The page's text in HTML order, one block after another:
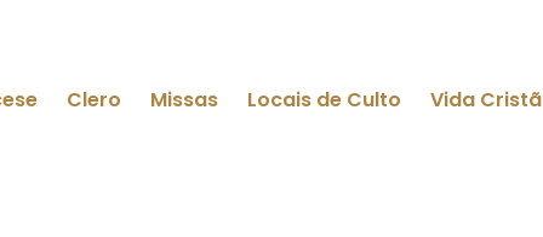
Clero Missas Locais de Culto Vida Cristã